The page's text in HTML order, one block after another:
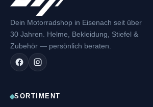
Dein Motorradshop in Eisenach seit über
30 Jahren. Helme, Bekleidung, Stiefel &
Zubehör — persönlich beraten.
SORTIMENT